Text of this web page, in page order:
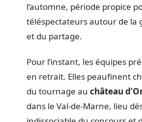
l’automne, période propice
téléspectateurs autour de la
et du partage.
Pour l’instant, les équipes
en retrait. Elles peaufinent
du tournage au château
dans le Val-de-Marne, lieu